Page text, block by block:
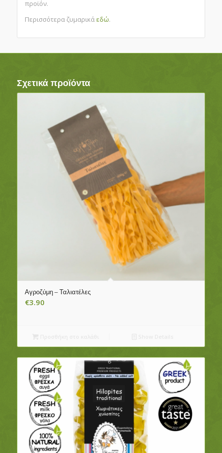
προϊόν.
Περισσότερα ζυμαρικά εδώ.
Σχετικά προϊόντα
Αγροζύμη – Ταλιατέλες
€3.90